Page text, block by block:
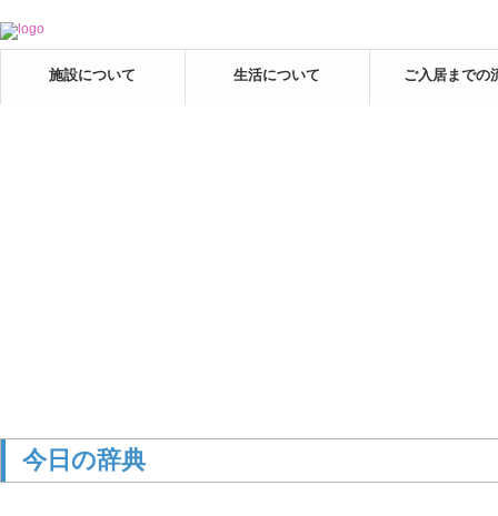
施設について 生活について ご入居までの
今日の辞典